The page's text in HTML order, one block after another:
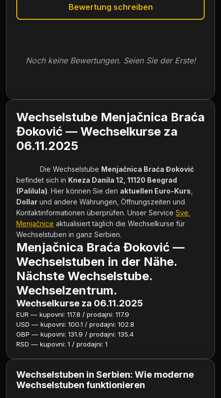
Bewertung schreiben
Noch keine Bewertungen. Seien Sie der Erste!
Wechselstube Menjačnica Braća
Đoković — Wechselkurse za
06.11.2025
            Die Wechselstube
Menjačnica Braća Đoković
befindet sich in Kneza Danila 12, 11120 Beograd
(Palilula). Hier können Sie den aktuellen Euro-Kurs
Dollar und andere Währungen, Öffnungszeiten und
Kontaktinformationen überprüfen. Unser Service Sve
Menjačnice aktualisiert täglich die Wechselkurse für
Wechselstuben in ganz Serbien.
Menjačnica Braća Đoković —
Wechselstuben in der Nähe.
Nächste Wechselstube.
Wechselzentrum.
Wechselkurse za 06.11.2025
EUR — kupovni: 117.8 / prodajni: 117.9
USD — kupovni: 100.1 / prodajni: 102.8
GBP — kupovni: 131.9 / prodajni: 135.4
RSD — kupovni: 1 / prodajni: 1
Wechselstuben in Serbien: Wie moderne
Wechselstuben funktionieren